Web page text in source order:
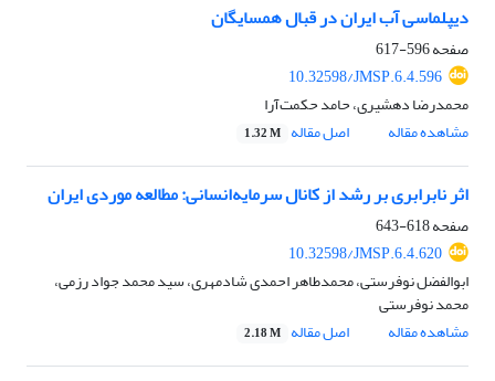
دیپلماسی آب ایران در قبال همسایگان
صفحه596-617
10.32598/JMSP.6.4.596
محمدرضا دهشیری، حامد حکمت‌آرا
مشاهده مقاله
اصل مقاله 1.32 M
اثر نابرابری بر رشد از کانال سرمایه‌انسانی: مطالعه موردی ایران
صفحه618-643
10.32598/JMSP.6.4.620
ابوالفضل نوفرستی، محمدطاهر احمدی شادمهری، سید محمد جواد رزمی،
محمد نوفرستی
مشاهده مقاله
اصل مقاله 2.18 M